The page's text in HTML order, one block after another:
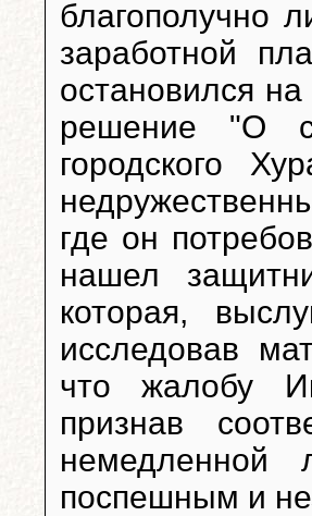
благополучно
заработной
остановился
решение "О
городского
где он
нашел
которая,
исследовав
что жалобу
признав
немедленной
поспешным и